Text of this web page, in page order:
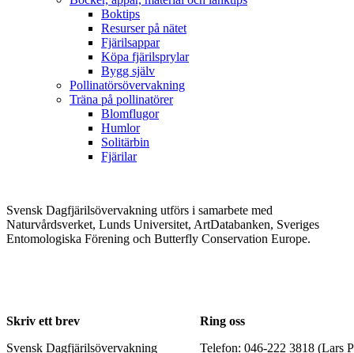
Boktips
Resurser på nätet
Fjärilsappar
Köpa fjärilsprylar
Bygg själv
Pollinatörsövervakning
Träna på pollinatörer
Blomflugor
Humlor
Solitärbin
Fjärilar
Svensk Dagfjärilsövervakning utförs i samarbete med
Naturvårdsverket, Lunds Universitet, ArtDatabanken, Sveriges
Entomologiska Förening och Butterfly Conservation Europe.
Skriv ett brev
Svensk Dagfjärilsövervakning
Ring oss
Telefon: 046-222 3818 (Lars